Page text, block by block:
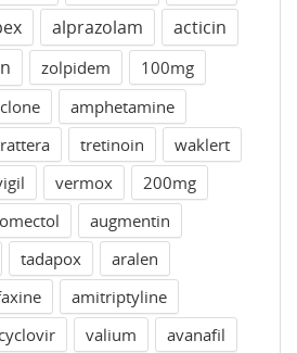
alprazolam
acticin
zolpidem
100mg
amphetamine
tretinoin
waklert
vermox
200mg
augmentin
tadapox
aralen
amitriptyline
valium
avanafil